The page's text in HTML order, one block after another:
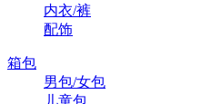
内衣/裤
配饰
箱包
男包/女包
儿童包